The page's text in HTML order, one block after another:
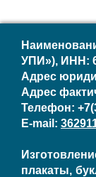
УПИ»), ИНН:
Адрес
Адрес
Телефон:
E-mail:
плакаты,